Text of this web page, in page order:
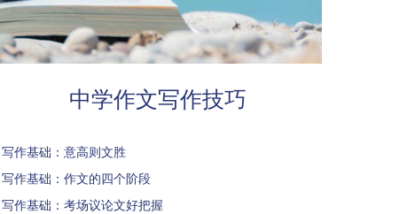
中学作文写作技巧
写作基础：意高则文胜
写作基础：作文的四个阶段
写作基础：考场议论文好把握